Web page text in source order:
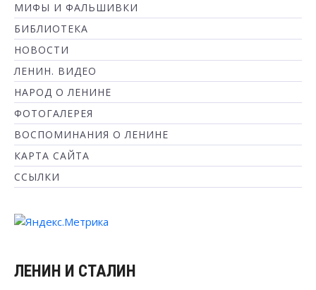
МИФЫ И ФАЛЬШИВКИ
БИБЛИОТЕКА
НОВОСТИ
ЛЕНИН. ВИДЕО
НАРОД О ЛЕНИНЕ
ФОТОГАЛЕРЕЯ
ВОСПОМИНАНИЯ О ЛЕНИНЕ
КАРТА САЙТА
ССЫЛКИ
ЛЕНИН И СТАЛИН